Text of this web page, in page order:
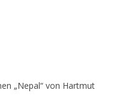
„Nepal“ von Hartmut